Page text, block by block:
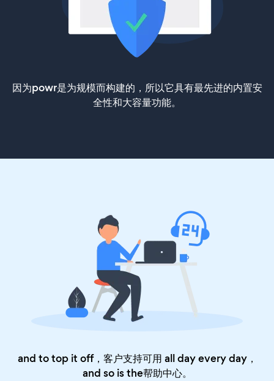
因为powr是为规模而构建的，所以它具有最先进的内置安
全性和大容量功能。
and to top it off，客户支持可用 all day every day，
and so is the帮助中心。